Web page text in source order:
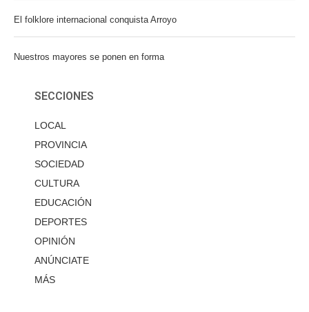
El folklore internacional conquista Arroyo
Nuestros mayores se ponen en forma
SECCIONES
LOCAL
PROVINCIA
SOCIEDAD
CULTURA
EDUCACIÓN
DEPORTES
OPINIÓN
ANÚNCIATE
MÁS